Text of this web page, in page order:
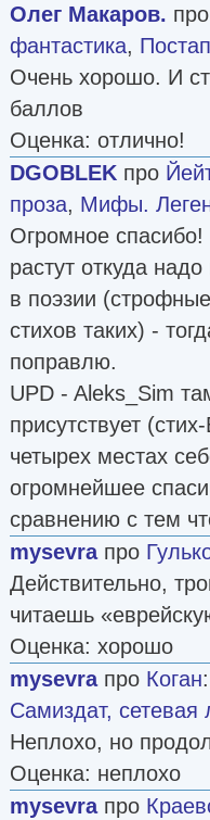
Олег Макаров. про
фантастика,
Очень хорошо. И
баллов
Оценка: отлично!
DGOBLEK про
проза, Мифы.
Огромное
растут откуда
в поэзии
стихов таких) -
поправлю.
UPD - Aleks_Sim
присутствует
четырех местах
огромнейшее
сравнению с тем
mysevraпро
Действительно,
читаешь
Оценка: хорошо
mysevraпро Коган:
Самиздат, сетевая
Неплохо, но
Оценка: неплохо
mysevraпро